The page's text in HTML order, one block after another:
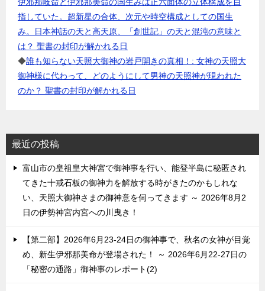
指していた。超新星の合体、次元や時空構成としての国生
み。日本神話の天と高天原、「創世記」の天と混沌の意味と
は？ 聖書の封印が解かれる日
◆誰も知らない天照大御神の岩戸開きの真相！: 女神の天照大
御神様に代わって、どのようにして男神の天照神が現われた
のか？ 聖書の封印が解かれる日
最近の投稿
富山市の皇祖皇大神宮で御神事を行い、能登半島に秘匿され
てきた十戒石板の御神力を解放する時がきたのかもしれな
い、天照大御神さまの御神意を伺ってきます ～ 2026年8月2
日の伊勢神宮内宮への川曳き！
【第二部】2026年6月23-24日の御神事で、秋名の女神が目覚
め、新生伊邪那美命が登場された！ ～ 2026年6月22-27日の
「秘密の通路」御神事のレポート(2)